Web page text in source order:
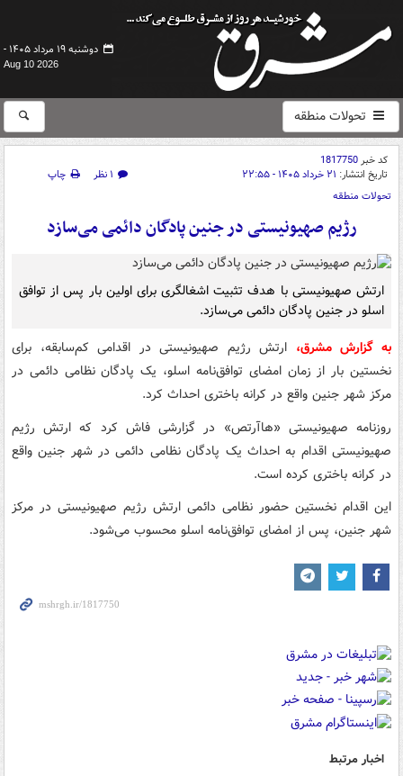
دوشنبه ۱۹ مرداد ۱۴۰۵ -
Aug 10 2026
تحولات منطقه
کد خبر1817750
تاریخ انتشار: ۲۱ خرداد ۱۴۰۵ - ۲۲:۵۵ ۱ نظر
چاپ
تحولات منطقه
رژیم صهیونیستی در جنین پادگان دائمی می‌سازد
ارتش صهیونیستی با هدف تثبیت اشغالگری برای اولین بار پس از توافق
اسلو در جنین پادگان دائمی می‌سازد.
به گزارش مشرق، ارتش رژیم صهیونیستی در اقدامی کم‌سابقه، برای
نخستین بار از زمان امضای توافق‌نامه اسلو، یک پادگان نظامی دائمی در
مرکز شهر جنین واقع در کرانه باختری احداث کرد.
روزنامه صهیونیستی «هاآرتص» در گزارشی فاش کرد که ارتش رژیم
صهیونیستی اقدام به احداث یک پادگان نظامی دائمی در شهر جنین واقع
در کرانه باختری کرده است.
این اقدام نخستین حضور نظامی دائمی ارتش رژیم صهیونیستی در مرکز
شهر جنین، پس از امضای توافق‌نامه اسلو محسوب می‌شود.
اخبار مرتبط